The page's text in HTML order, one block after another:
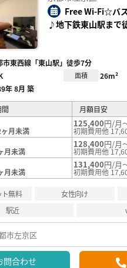
Free Wi-Fi☆バ
♪地下鉄東山駅まで
市東西線「東山駅」徒歩7分
面積 26m²
年 8月 築
月額目安
月未満
125,400円/月
初期費用他
月未満
128,400円/月
初期費用他
月未満
131,400円/月
初期費用他
ト無料 女性向け
駅近
市左京区
問合わせ